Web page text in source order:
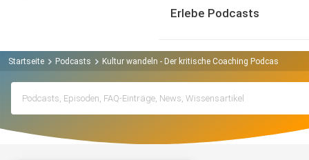
Erlebe Podcasts
Startseite Podcasts Kultur wandeln - Der kritische Coaching Podcast